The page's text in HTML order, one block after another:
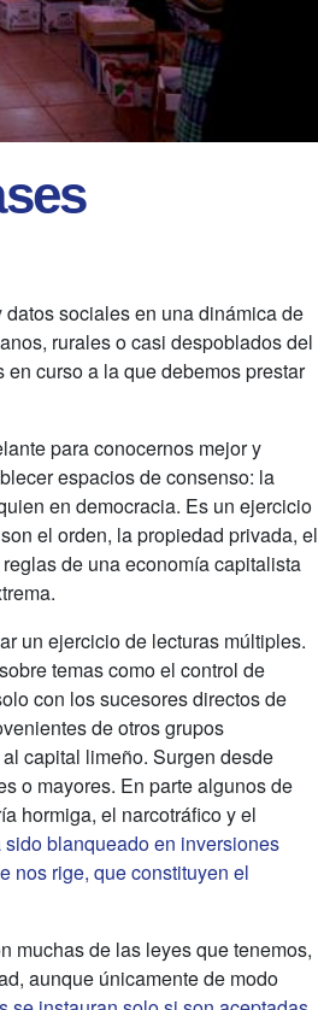
sociales en una dinámica de
rurales o casi despoblados del
curso a la que debemos prestar
para conocernos mejor y
espacios de consenso: la
en democracia. Es un ejercicio
el orden, la propiedad privada, el
de una economía capitalista
un ejercicio de lecturas múltiples.
temas como el control de
con los sucesores directos de
de otros grupos
capital limeño. Surgen desde
o mayores. En parte algunos de
hormiga, el narcotráfico y el
blanqueado en inversiones
nos rige, que constituyen el
muchas de las leyes que tenemos,
aunque únicamente de modo